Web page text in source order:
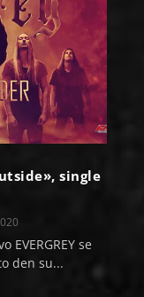
single
EVERGREY se
den su...